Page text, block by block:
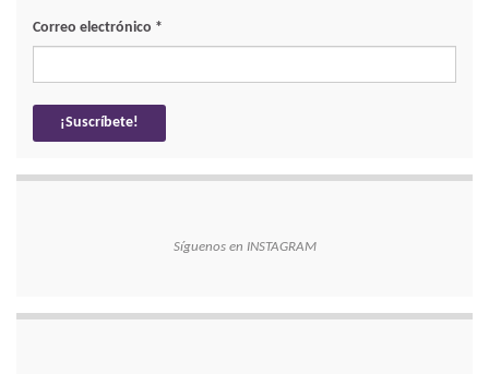
Correo electrónico *
Síguenos en INSTAGRAM